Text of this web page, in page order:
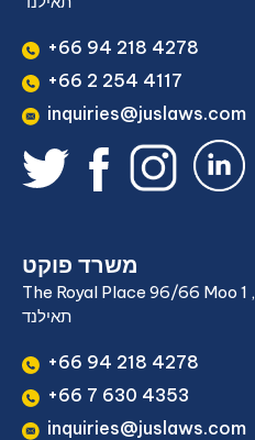
+66 94 218 4278
+66 2 254 4117
inquiries@juslaws.com
משרד פוקט
The Royal Place 96/66 Moo 1 , קאטו, קאטו, פוקט 83120,
תאילנד
+66 94 218 4278
+66 7 630 4353
inquiries@juslaws.com